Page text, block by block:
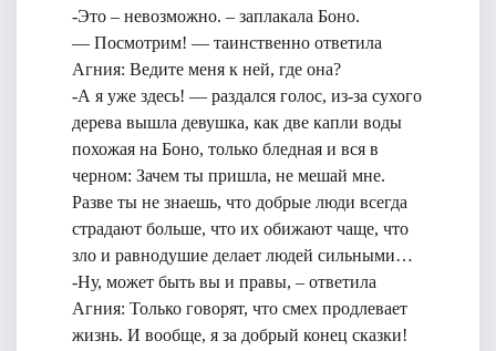
-Это – невозможно. – заплакала Боно.
— Посмотрим! — таинственно ответила
Агния: Ведите меня к ней, где она?
-А я уже здесь! — раздался голос, из-за сухого
дерева вышла девушка, как две капли воды
похожая на Боно, только бледная и вся в
черном: Зачем ты пришла, не мешай мне.
Разве ты не знаешь, что добрые люди всегда
страдают больше, что их обижают чаще, что
зло и равнодушие делает людей сильными…
-Ну, может быть вы и правы, – ответила
Агния: Только говорят, что смех продлевает
жизнь. И вообще, я за добрый конец сказки!